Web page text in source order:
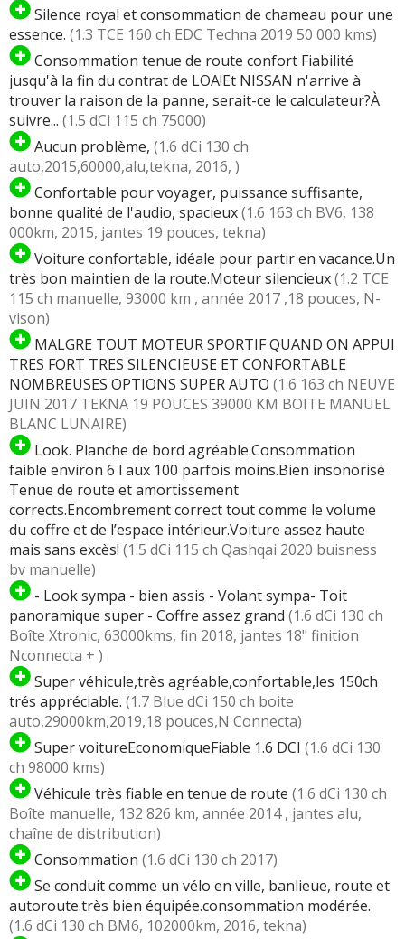
Silence royal et consommation de chameau pour une
essence. (1.3 TCE 160 ch EDC Techna 2019 50 000 kms)
Consommation tenue de route confort Fiabilité
jusqu'à la fin du contrat de LOA!Et NISSAN n'arrive à
trouver la raison de la panne, serait-ce le calculateur?À
suivre... (1.5 dCi 115 ch 75000)
Aucun problème, (1.6 dCi 130 ch
auto,2015,60000,alu,tekna, 2016, )
Confortable pour voyager, puissance suffisante,
bonne qualité de l'audio, spacieux(1.6 163 ch BV6, 138
000km, 2015, jantes 19 pouces, tekna)
Voiture confortable, idéale pour partir en vacance.Un
très bon maintien de la route.Moteur silencieux(1.2 TCE
115 ch manuelle, 93000 km , année 2017 ,18 pouces, N-
vison)
MALGRE TOUT MOTEUR SPORTIF QUAND ON APPUI
TRES FORT TRES SILENCIEUSE ET CONFORTABLE
NOMBREUSES OPTIONS SUPER AUTO (1.6 163 ch NEUVE
JUIN 2017 TEKNA 19 POUCES 39000 KM BOITE MANUEL
BLANC LUNAIRE)
Look. Planche de bord agréable.Consommation
faible environ 6 l aux 100 parfois moins.Bien insonorisé
Tenue de route et amortissement
corrects.Encombrement correct tout comme le volume
du coffre et de l’espace intérieur.Voiture assez haute
mais sans excès! (1.5 dCi 115 ch Qashqai 2020 buisness
bv manuelle)
- Look sympa - bien assis - Volant sympa- Toit
panoramique super - Coffre assez grand (1.6 dCi 130 ch
Boîte Xtronic, 63000kms, fin 2018, jantes 18" finition
Nconnecta + )
Super véhicule,très agréable,confortable,les 150ch
trés appréciable. (1.7 Blue dCi 150 ch boite
auto,29000km,2019,18 pouces,N Connecta)
Super voitureEconomiqueFiable 1.6 DCI (1.6 dCi 130
ch 98000 kms)
Véhicule très fiable en tenue de route (1.6 dCi 130 ch
Boîte manuelle, 132 826 km, année 2014 , jantes alu,
chaîne de distribution)
Consommation (1.6 dCi 130 ch 2017)
Se conduit comme un vélo en ville, banlieue, route et
autoroute.très bien équipée.consommation modérée.
(1.6 dCi 130 ch BM6, 102000km, 2016, tekna)